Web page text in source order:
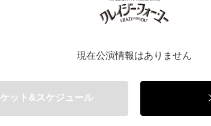
現在公演情報はありません
ット&スケジュール